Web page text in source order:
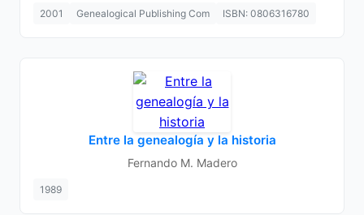
2001 Genealogical Publishing Com ISBN: 0806316780
Entre la genealogía y la historia
Fernando M. Madero
1989